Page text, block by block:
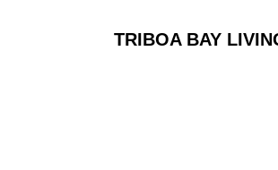
TRIBOA BAY